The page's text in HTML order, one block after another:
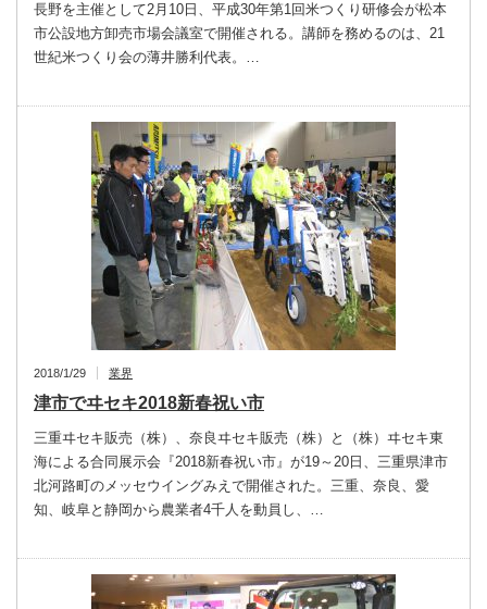
長野を主催として2月10日、平成30年第1回米つくり研修会が松本
市公設地方卸売市場会議室で開催される。講師を務めるのは、21
世紀米つくり会の薄井勝利代表。…
2018/1/29 業界
津市でヰセキ2018新春祝い市
三重ヰセキ販売（株）、奈良ヰセキ販売（株）と（株）ヰセキ東
海による合同展示会『2018新春祝い市』が19～20日、三重県津市
北河路町のメッセウイングみえで開催された。三重、奈良、愛
知、岐阜と静岡から農業者4千人を動員し、…